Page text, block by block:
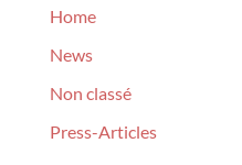
Home
News
Non classé
Press-Articles